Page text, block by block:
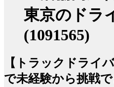
東京のドラ
(1091565)
【トラックドライ
で未経験から挑戦